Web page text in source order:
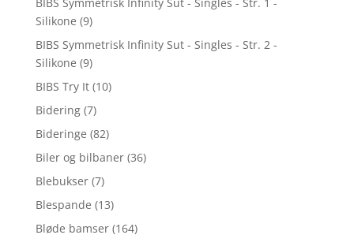
Silikone (9)
BIBS Symmetrisk Infinity Sut - Singles - Str. 2 -
Silikone (9)
BIBS Try It (10)
Bidering (7)
Bideringe (82)
Biler og bilbaner (36)
Blebukser (7)
Blespande (13)
Bløde bamser (164)